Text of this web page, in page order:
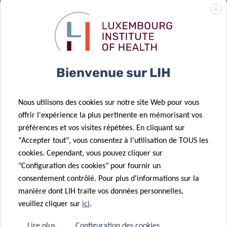
les cellules
pulmonaires
pour favoriser
métastases
basées sur le
microbiome
intestinale
cérébrales
rapproche la
précision en
neuro-
oncologie
16 Mar 2026
poursuit son
soutien de
longue date au
Interactions
Group
13 Mar 2026
Think Pink Lux
renouvelle son
12 Mar 2026
Conférence
Espoir en tête
de la
X
Bienvenue sur LIH
Nous utilisons des cookies sur notre site Web pour vous
offrir l'expérience la plus pertinente en mémorisant vos
préférences et vos visites répétées. En cliquant sur
"Accepter tout", vous consentez à l'utilisation de TOUS les
cookies. Cependant, vous pouvez cliquer sur
"Configuration des cookies" pour fournir un
consentement contrôlé. Pour plus d'informations sur la
manière dont LIH traite vos données personnelles,
veuillez cliquer sur ici.